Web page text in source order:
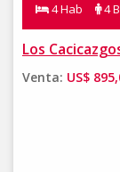
4 Hab 4
Los
Venta: US$